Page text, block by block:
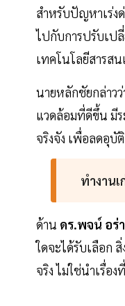
สำหรับปัญหาเร่ง
ไปกับการปรับเป
เทคโนโลยีสารส
นายหลักชัยกล่าว
แวดล้อมที่ดีขึ้น มีร
จริงจัง เพื่อลดอุ
ทำงาน
ด้าน ดร.พจน์ อ
ใดจะได้รับเลือก
จริง ไม่ใช่นำเรื่อ